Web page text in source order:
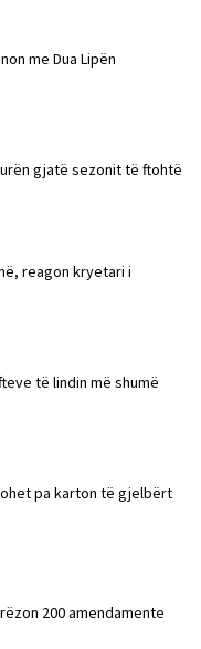
me Dua Lipën
gjatë sezonit të ftohtë
reagon kryetari i
të lindin më shumë
pa karton të gjelbërt
200 amendamente